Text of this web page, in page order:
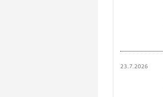
23.7.2026